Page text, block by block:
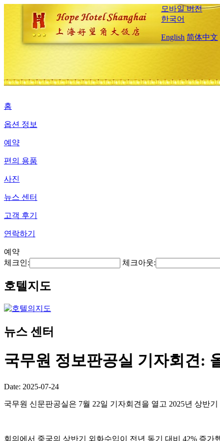
모바일 버전
한국어
English 简体中文
홈
옵션 정보
예약
편의 용품
사진
뉴스 센터
고객 후기
연락하기
예약
체크인:
체크아웃:
호텔지도
뉴스 센터
국무원 정보판공실 기자회견:
Date: 2025-07-24
국무원 신문판공실은 7월 22일 기자회견을 열고 2025년 상반
회의에서 중국의 상반기 외화수입이 전년 동기 대비 42% 증